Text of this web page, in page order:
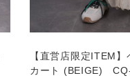
【直営店限定ITEM
カート (BEIGE)